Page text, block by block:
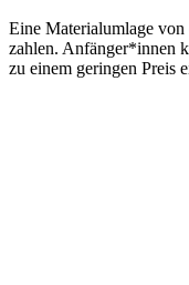
Eine Materialumlage
zahlen. Anfänger*innen
zu einem geringen Preis